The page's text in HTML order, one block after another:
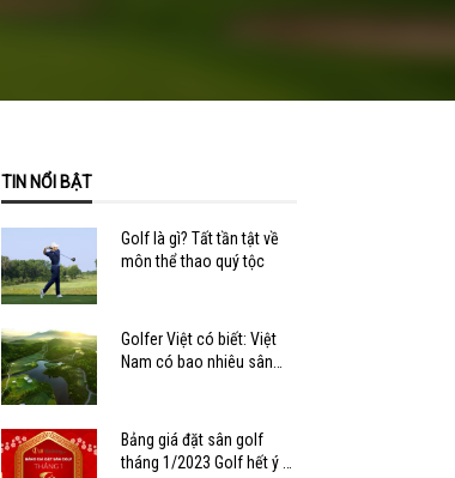
TIN NỔI BẬT
Golf là gì? Tất tần tật về
môn thể thao quý tộc
Golfer Việt có biết: Việt
Nam có bao nhiêu sân
Bảng giá đặt sân golf
tháng 1/2023 Golf hết ý –